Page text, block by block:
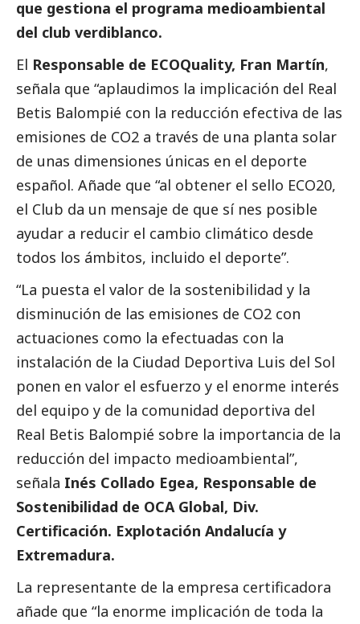
que gestiona el programa medioambiental
del club verdiblanco.
El Responsable de ECOQuality, Fran Martín,
señala que “aplaudimos la implicación del Real
Betis Balompié con la reducción efectiva de las
emisiones de CO2 a través de una planta solar
de unas dimensiones únicas en el deporte
español. Añade que “al obtener el sello ECO20,
el Club da un mensaje de que sí nes posible
ayudar a reducir el cambio climático desde
todos los ámbitos, incluido el deporte”.
“La puesta el valor de la sostenibilidad y la
disminución de las emisiones de CO2 con
actuaciones como la efectuadas con la
instalación de la Ciudad Deportiva Luis del Sol
ponen en valor el esfuerzo y el enorme interés
del equipo y de la comunidad deportiva del
Real Betis Balompié sobre la importancia de la
reducción del impacto medioambiental”,
señala Inés Collado Egea, Responsable de
Sostenibilidad de OCA Global, Div.
Certificación. Explotación Andalucía y
Extremadura.
La representante de la empresa certificadora
añade que “la enorme implicación de toda la